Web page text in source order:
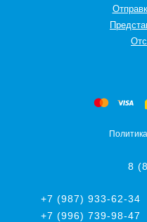
8
+7 (987) 933-62-34
+7 (996) 739-98-47